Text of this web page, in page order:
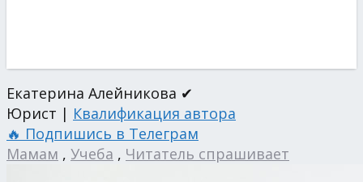
Екатерина Алейникова ✔
Юрист | Квалификация автора
🔥 Подпишись в Телеграм
Мамам , Учеба , Читатель спрашивает